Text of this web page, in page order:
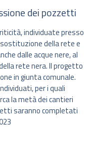
dei pozzetti
individuate presso
della rete e
dalle acque nere, al
rete nera. Il progetto
in giunta comunale.
per i quali
la metà dei cantieri
saranno completati